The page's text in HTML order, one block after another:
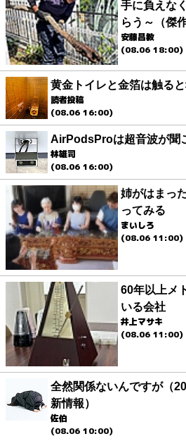
手に負えな
らう～（傑
安藤昌教
(08.06 18:00)
黄金トイレと金箔は触る
読者投稿
(08.06 16:00)
AirPodsProは超音波が聞
林雄司
(08.06 16:00)
姉がはまっ
ってみる
まいしろ
(08.06 11:00)
60年以上メ
いる会社
井上マサキ
(08.06 11:00)
全然関係ないんですが（
新情報）
佐伯
(08.06 10:00)